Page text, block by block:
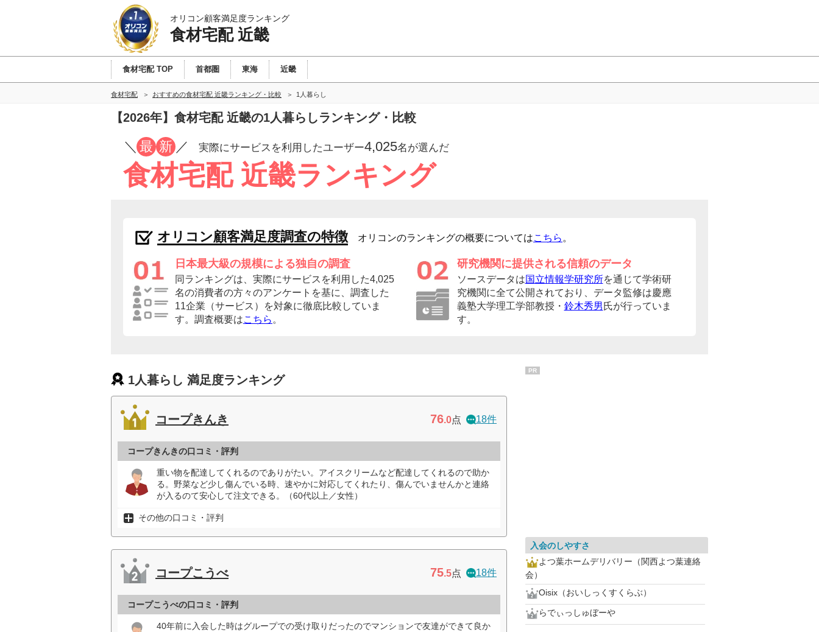
オリコン顧客満足度ランキング
食材宅配 近畿
食材宅配 TOP 首都圏 東海 近畿
食材宅配 おすすめの食材宅配 近畿ランキング・比較 1人暮らし
【2026年】食材宅配 近畿の1人暮らしランキング・比較
／ 最 新 ／ 実際にサービスを利用したユーザー4,025名が選んだ
食材宅配 近畿ランキング
オリコン顧客満足度調査の特徴 オリコンのランキングの概要についてはこちら 。
日本最大級の規模による独自の調査
同ランキングは、実際にサービスを利用した4,025
名の消費者の方々のアンケートを基に、調査した
11企業（サービス）を対象に徹底比較していま
す。調査概要はこちら 。
研究機関に提供される信頼のデータ
ソースデータは国立情報学研究所を通じて学術研
究機関に全て公開されており、データ監修は慶應
義塾大学理工学部教授・ 鈴木秀男 氏が行っていま
す。
1人暮らし 満足度ランキング
コープきんき 76.0点 18件
コープきんきの口コミ・評判
重い物を配達してくれるのでありがたい。アイスクリームなど配達してくれるので助か
る。野菜など少し傷んでいる時、速やかに対応してくれたり、傷んでいませんかと連絡
が入るのて安心して注文できる。（60代以上／女性）
その他の口コミ・評判
コープこうべ 75.5点 18件
コープこうべの口コミ・評判
40年前に入会した時はグループでの受け取りだったのでマンションで友達ができて良か
PR
入会のしやすさ
よつ葉ホームデリバリー（関西よつ葉連絡
会）
Oisix（おいしっくすくらぶ）
らでぃっしゅぼーや